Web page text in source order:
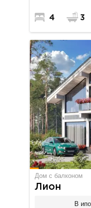
4 3
Дом с балконом
Лион
В